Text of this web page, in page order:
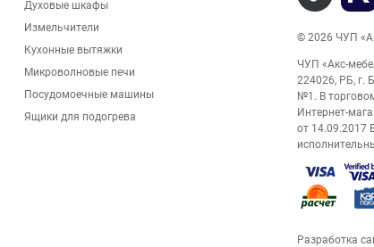
Духовые шкафы
Измельчители
Кухонные вытяжки
Микроволновые печи
Посудомоечные машины
Ящики для подогрева
© 2026 ЧУП
ЧУП «Акс-
224026, РБ, г.
№1. В
Интернет-
от 14.09.2017
Разработка